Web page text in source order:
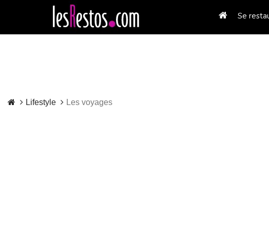
Se
Lifestyle Les voyages